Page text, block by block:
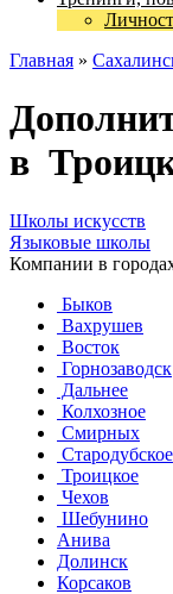
Главная »
в
Школы искусств
Языковые школы
Компании в
Быков
Вахрушев
Восток
Горнозаводск
Дальнее
Колхозное
Смирных
Стародубское
Троицкое
Чехов
Шебунино
Анива
Долинск
Корсаков